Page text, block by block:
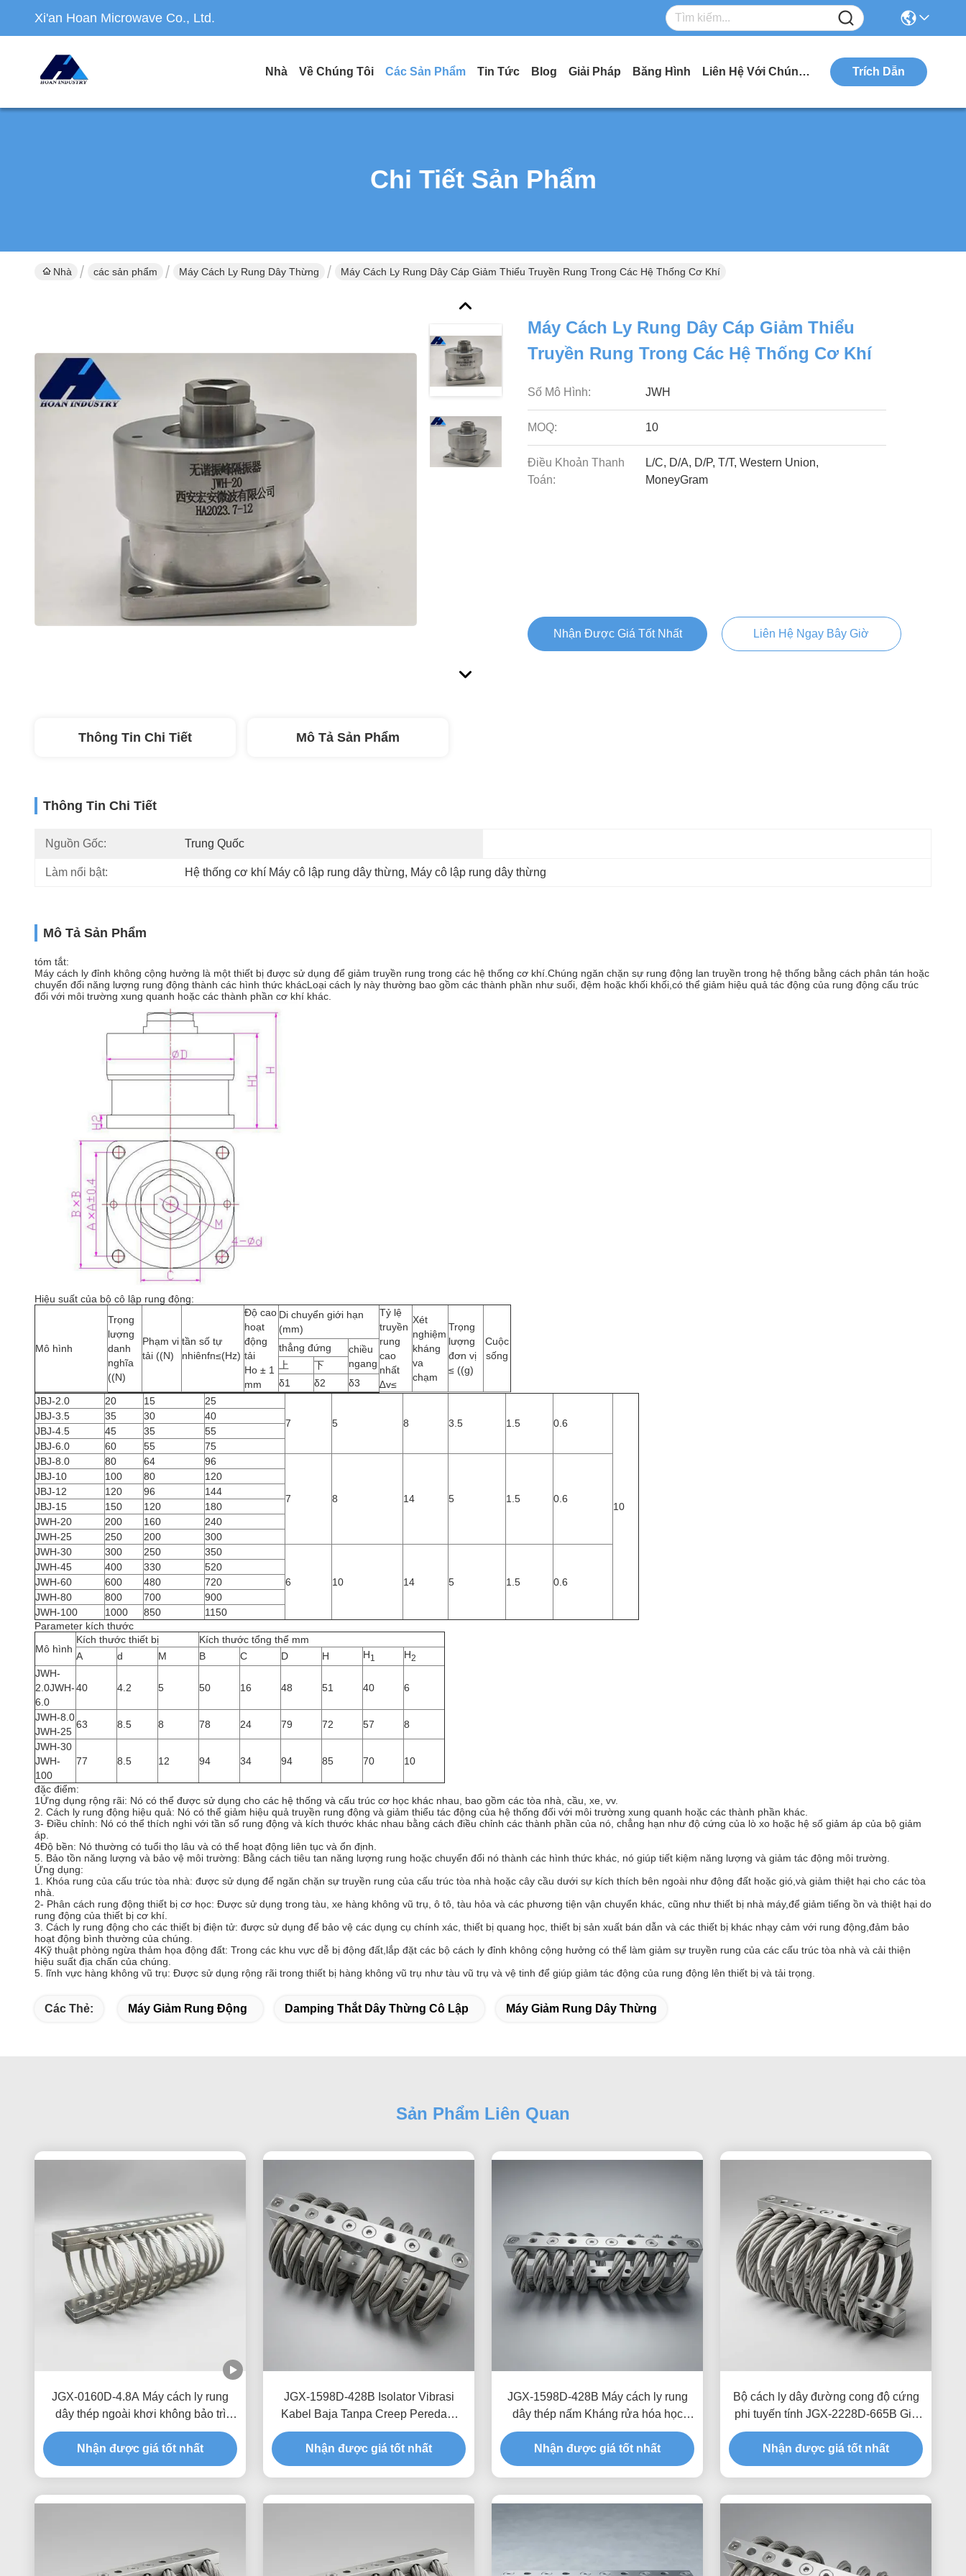
Xi'an Hoan Microwave Co., Ltd.
Nhà Về Chúng Tôi Các Sản Phẩm Tin Tức Blog Giải Pháp Băng Hình Liên Hệ Với Chúng Tôi Trích Dẫn
Chi Tiết Sản Phẩm
Nhà các sản phẩm Máy Cách Ly Rung Dây Thừng Máy Cách Ly Rung Dây Cáp Giảm Thiểu Truyền Rung Trong Các Hệ Thống Cơ Khí
Máy Cách Ly Rung Dây Cáp Giảm Thiểu
Truyền Rung Trong Các Hệ Thống Cơ Khí
Số Mô Hình: JWH
MOQ: 10
Điều Khoản Thanh
Toán:
L/C, D/A, D/P, T/T, Western Union,
MoneyGram
Nhận Được Giá Tốt Nhất Liên Hệ Ngay Bây Giờ
Thông Tin Chi Tiết Mô Tả Sản Phẩm
Thông Tin Chi Tiết
Nguồn Gốc: Trung Quốc
Làm nổi bật: Hệ thống cơ khí Máy cô lập rung dây thừng, Máy cô lập rung dây thừng
Mô Tả Sản Phẩm
tóm tắt:
Máy cách ly đỉnh không cộng hưởng là một thiết bị được sử dụng để giảm truyền rung trong các hệ thống cơ khí.Chúng ngăn chặn sự rung động lan truyền trong hệ thống bằng cách phân tán hoặc
chuyển đổi năng lượng rung động thành các hình thức khácLoại cách ly này thường bao gồm các thành phần như suối, đệm hoặc khối khối,có thể giảm hiệu quả tác động của rung động cấu trúc
đối với môi trường xung quanh hoặc các thành phần cơ khí khác.
Hiệu suất của bộ cô lập rung động:
Mô hình
Trọng
lượng
danh
nghĩa
((N)
Phạm vi
tải ((N)
tần số tự
nhiênfn≤(Hz)
Độ cao
hoạt
động
tải
Ho ± 1
mm
Di chuyển giới hạn
(mm)
Tỷ lệ
truyền
rung
cao
nhất
∆v≤
Xét
nghiệm
kháng
va
chạm
Trọng
lượng
đơn vị
≤ ((g)
Cuộc
sống
thẳng đứng
chiều
ngang
上
下
δ1
δ2
δ3
JBJ-2.0
20 15
25
7
5 8 3.5 1.5 0.6
10
JBJ-3.5 35 30
40
JBJ-4.5
45 35
55
JBJ-6.0
60 55
75
JBJ-8.0
80 64 96
7 8 14 5 1.5 0.6
JBJ-10 100 80
120
JBJ-12
120 96
144
JBJ-15
150 120
180
JWH-20
200 160
240
JWH-25
250 200
300
JWH-30
300 250 350
6 10 14 5 1.5 0.6
JWH-45 400 330
520
JWH-60
600 480
720
JWH-80
800 700
900
JWH-100
1000 850
1150
Parameter kích thước
Mô hình
Kích thước thiết bị
Kích thước tổng thể mm
A
d M B C D H H1 H2
JWH-
2.0JWH-
6.0
40 4.2 5 50 16 48 51 40 6
JWH-8.0
JWH-25
63 8.5 8 78 24 79 72 57
8
JWH-30
JWH-
100
77 8.5 12 94 34 94 85 70 10
đặc điểm:
1Ứng dụng rộng rãi: Nó có thể được sử dụng cho các hệ thống và cấu trúc cơ học khác nhau, bao gồm các tòa nhà, cầu, xe, vv.
2. Cách ly rung động hiệu quả: Nó có thể giảm hiệu quả truyền rung động và giảm thiểu tác động của hệ thống đối với môi trường xung quanh hoặc các thành phần khác.
3- Điều chỉnh: Nó có thể thích nghi với tần số rung động và kích thước khác nhau bằng cách điều chỉnh các thành phần của nó, chẳng hạn như độ cứng của lò xo hoặc hệ số giảm áp của bộ giảm
áp.
4Độ bền: Nó thường có tuổi thọ lâu và có thể hoạt động liên tục và ổn định.
5. Bảo tồn năng lượng và bảo vệ môi trường: Bằng cách tiêu tan năng lượng rung hoặc chuyển đổi nó thành các hình thức khác, nó giúp tiết kiệm năng lượng và giảm tác động môi trường.
Ứng dụng:
1. Khóa rung của cấu trúc tòa nhà: được sử dụng để ngăn chặn sự truyền rung của cấu trúc tòa nhà hoặc cây cầu dưới sự kích thích bên ngoài như động đất hoặc gió,và giảm thiệt hại cho các tòa
nhà.
2- Phân cách rung động thiết bị cơ học: Được sử dụng trong tàu, xe hàng không vũ trụ, ô tô, tàu hỏa và các phương tiện vận chuyển khác, cũng như thiết bị nhà máy,để giảm tiếng ồn và thiệt hại do
rung động của thiết bị cơ khí.
3. Cách ly rung động cho các thiết bị điện tử: được sử dụng để bảo vệ các dụng cụ chính xác, thiết bị quang học, thiết bị sản xuất bán dẫn và các thiết bị khác nhạy cảm với rung động,đảm bảo
hoạt động bình thường của chúng.
4Kỹ thuật phòng ngừa thảm họa động đất: Trong các khu vực dễ bị động đất,lắp đặt các bộ cách ly đỉnh không cộng hưởng có thể làm giảm sự truyền rung của các cấu trúc tòa nhà và cải thiện
hiệu suất địa chấn của chúng.
5. lĩnh vực hàng không vũ trụ: Được sử dụng rộng rãi trong thiết bị hàng không vũ trụ như tàu vũ trụ và vệ tinh để giúp giảm tác động của rung động lên thiết bị và tải trọng.
Các Thẻ: Máy Giảm Rung Động Damping Thắt Dây Thừng Cô Lập Máy Giảm Rung Dây Thừng
Sản Phẩm Liên Quan
JGX-0160D-4.8A Máy cách ly rung
dây thép ngoài khơi không bảo trì
thép không gỉ
Nhận được giá tốt nhất
JGX-1598D-428B Isolator Vibrasi
Kabel Baja Tanpa Creep Peredam
Gesekan Bebas Oli untuk
Perlindungan Pengiriman Transit
Nhận được giá tốt nhất
JGX-1598D-428B Máy cách ly rung
dây thép nấm Kháng rửa hóa học
Thép không gỉ
Nhận được giá tốt nhất
Bộ cách ly dây đường cong độ cứng
phi tuyến tính JGX-2228D-665B Giá
đỡ hoàn toàn bằng kim loại thân thiện
với môi trường cho thiết bị công
nghiệp
Nhận được giá tốt nhất